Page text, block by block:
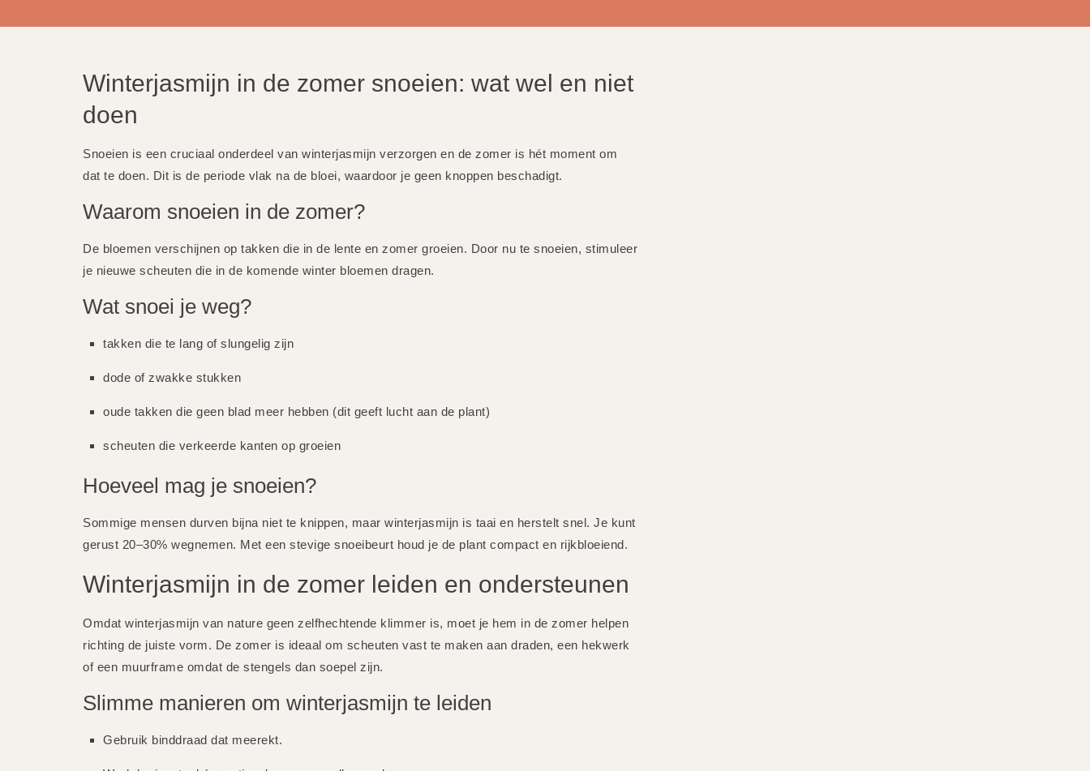
Winterjasmijn in de zomer snoeien: wat wel en niet
doen
Snoeien is een cruciaal onderdeel van winterjasmijn verzorgen en de zomer is hét moment om
dat te doen. Dit is de periode vlak na de bloei, waardoor je geen knoppen beschadigt.
Waarom snoeien in de zomer?
De bloemen verschijnen op takken die in de lente en zomer groeien. Door nu te snoeien, stimuleer
je nieuwe scheuten die in de komende winter bloemen dragen.
Wat snoei je weg?
takken die te lang of slungelig zijn
dode of zwakke stukken
oude takken die geen blad meer hebben (dit geeft lucht aan de plant)
scheuten die verkeerde kanten op groeien
Hoeveel mag je snoeien?
Sommige mensen durven bijna niet te knippen, maar winterjasmijn is taai en herstelt snel. Je kunt
gerust 20–30% wegnemen. Met een stevige snoeibeurt houd je de plant compact en rijkbloeiend.
Winterjasmijn in de zomer leiden en ondersteunen
Omdat winterjasmijn van nature geen zelfhechtende klimmer is, moet je hem in de zomer helpen
richting de juiste vorm. De zomer is ideaal om scheuten vast te maken aan draden, een hekwerk
of een muurframe omdat de stengels dan soepel zijn.
Slimme manieren om winterjasmijn te leiden
Gebruik binddraad dat meerekt.